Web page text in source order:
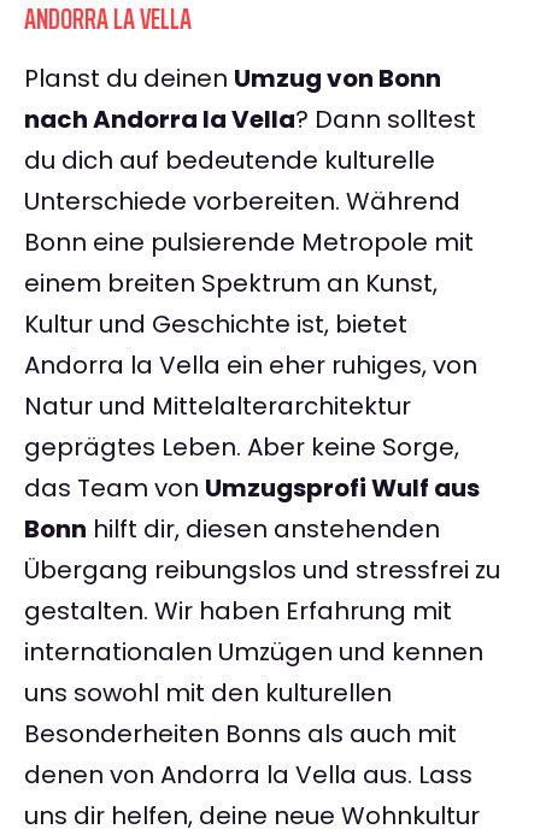
ANDORRA LA VELLA
Planst du deinen Umzug von Bonn
nach Andorra la Vella? Dann solltest
du dich auf bedeutende kulturelle
Unterschiede vorbereiten. Während
Bonn eine pulsierende Metropole mit
einem breiten Spektrum an Kunst,
Kultur und Geschichte ist, bietet
Andorra la Vella ein eher ruhiges, von
Natur und Mittelalterarchitektur
geprägtes Leben. Aber keine Sorge,
das Team von Umzugsprofi Wulf aus
Bonn hilft dir, diesen anstehenden
Übergang reibungslos und stressfrei zu
gestalten. Wir haben Erfahrung mit
internationalen Umzügen und kennen
uns sowohl mit den kulturellen
Besonderheiten Bonns als auch mit
denen von Andorra la Vella aus. Lass
uns dir helfen, deine neue Wohnkultur